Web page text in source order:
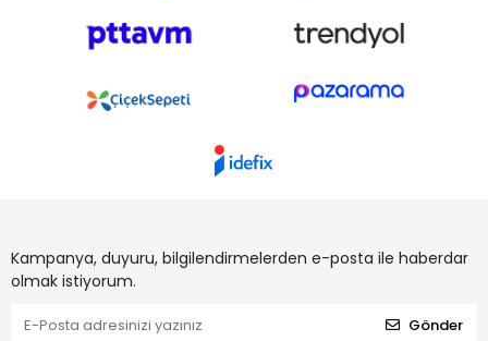
Kampanya, duyuru, bilgilendirmelerden e-posta ile haberdar
olmak istiyorum.
Gönder